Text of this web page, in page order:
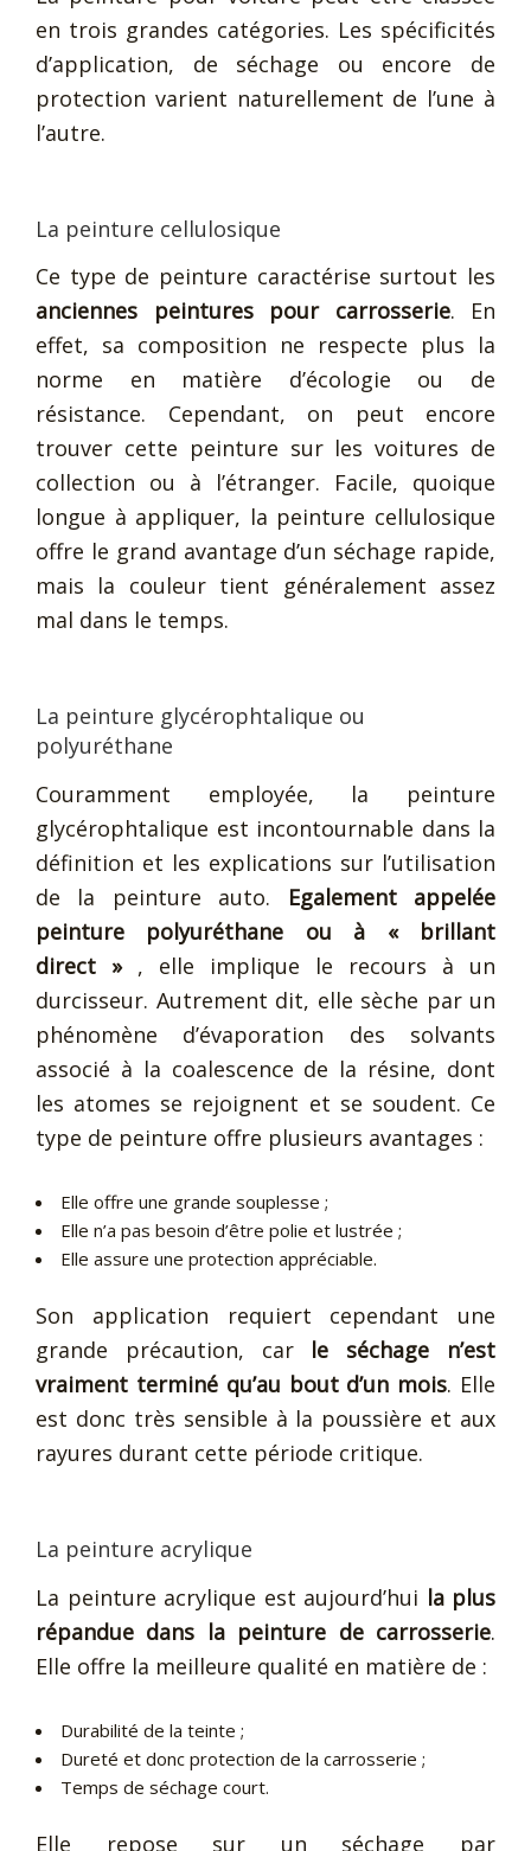
en trois grandes catégories. Les spécificités
d’application, de séchage ou encore de
protection varient naturellement de l’une à
l’autre.
La peinture cellulosique
Ce type de peinture caractérise surtout les
anciennes peintures pour carrosserie. En
effet, sa composition ne respecte plus la
norme en matière d’écologie ou de
résistance. Cependant, on peut encore
trouver cette peinture sur les voitures de
collection ou à l’étranger. Facile, quoique
longue à appliquer, la peinture cellulosique
offre le grand avantage d’un séchage rapide,
mais la couleur tient généralement assez
mal dans le temps.
La peinture glycérophtalique ou
polyuréthane
Couramment employée, la peinture
glycérophtalique est incontournable dans la
définition et les explications sur l’utilisation
de la peinture auto. Egalement appelée
peinture polyuréthane ou à « brillant
direct » , elle implique le recours à un
durcisseur. Autrement dit, elle sèche par un
phénomène d’évaporation des solvants
associé à la coalescence de la résine, dont
les atomes se rejoignent et se soudent. Ce
type de peinture offre plusieurs avantages :
Elle offre une grande souplesse ;
Elle n’a pas besoin d’être polie et lustrée ;
Elle assure une protection appréciable.
Son application requiert cependant une
grande précaution, car le séchage n’est
vraiment terminé qu’au bout d’un mois. Elle
est donc très sensible à la poussière et aux
rayures durant cette période critique.
La peinture acrylique
La peinture acrylique est aujourd’hui la plus
répandue dans la peinture de carrosserie.
Elle offre la meilleure qualité en matière de :
Durabilité de la teinte ;
Dureté et donc protection de la carrosserie ;
Temps de séchage court.
Elle repose sur un séchage par